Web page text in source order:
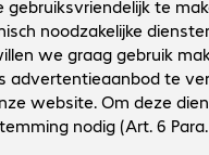
CareFit Combo
nr.:
45-618-251
:Wand